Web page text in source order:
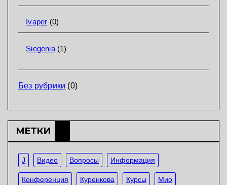
Ivaper (0)
Siegenia(1)
Без рубрики (0)
МЕТКИ
J Видео Вопросы Информация
Конференция Куренкова Курсы Мио